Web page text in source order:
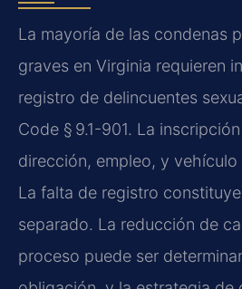
La mayoría de las condenas
graves en Virginia requieren
registro de delincuentes
Code § 9.1-901. La
dirección, empleo, y vehículo
La falta de registro
separado. La reducción de
proceso puede ser